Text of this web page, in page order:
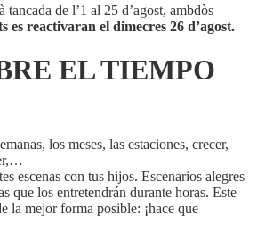
de l’1 al 25 d’agost, ambdòs
es reactivaran el dimecres 26 d’agost.
EL TIEMPO
los meses, las estaciones, crecer,
escenas con tus hijos. Escenarios alegres
que los entretendrán durante horas. Este
la mejor forma posible: ¡hace que